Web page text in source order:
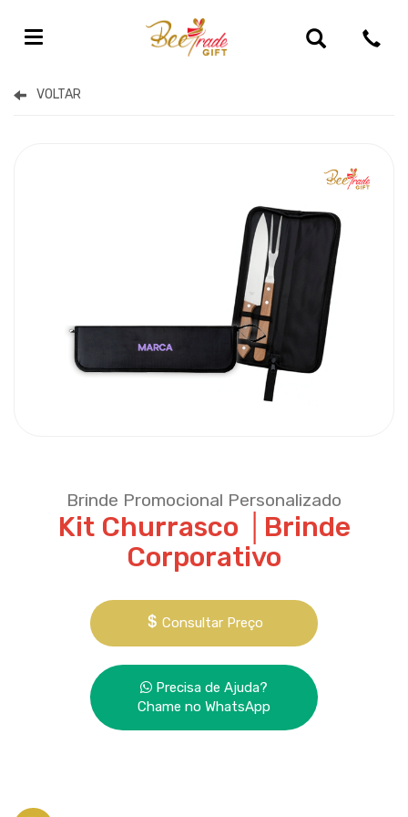
Kits Gourmet Personalizado Para Brinde
Brinde Promocional Personalizado
Kit Churrasco │Brinde
Corporativo
Consultar Preço
Precisa de Ajuda?
Chame no WhatsApp